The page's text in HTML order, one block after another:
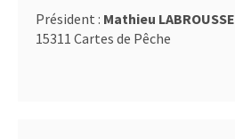
Président : Mathieu LABROUSSE
15311 Cartes de Pêche